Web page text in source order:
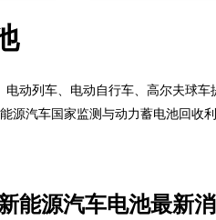
电动列车、电动自行车、高尔夫球
源汽车国家监测与动力蓄电池回收
能源汽车电池最新